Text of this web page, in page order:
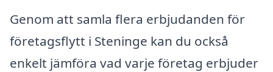
Genom att samla flera erbjudanden för
företagsflytt i Steninge kan du också
enkelt jämföra vad varje företag erbjuder